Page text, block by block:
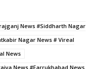
e
News #Siddharth Nagar
Nagar News # Vireal
News
News #Farrukhabad News